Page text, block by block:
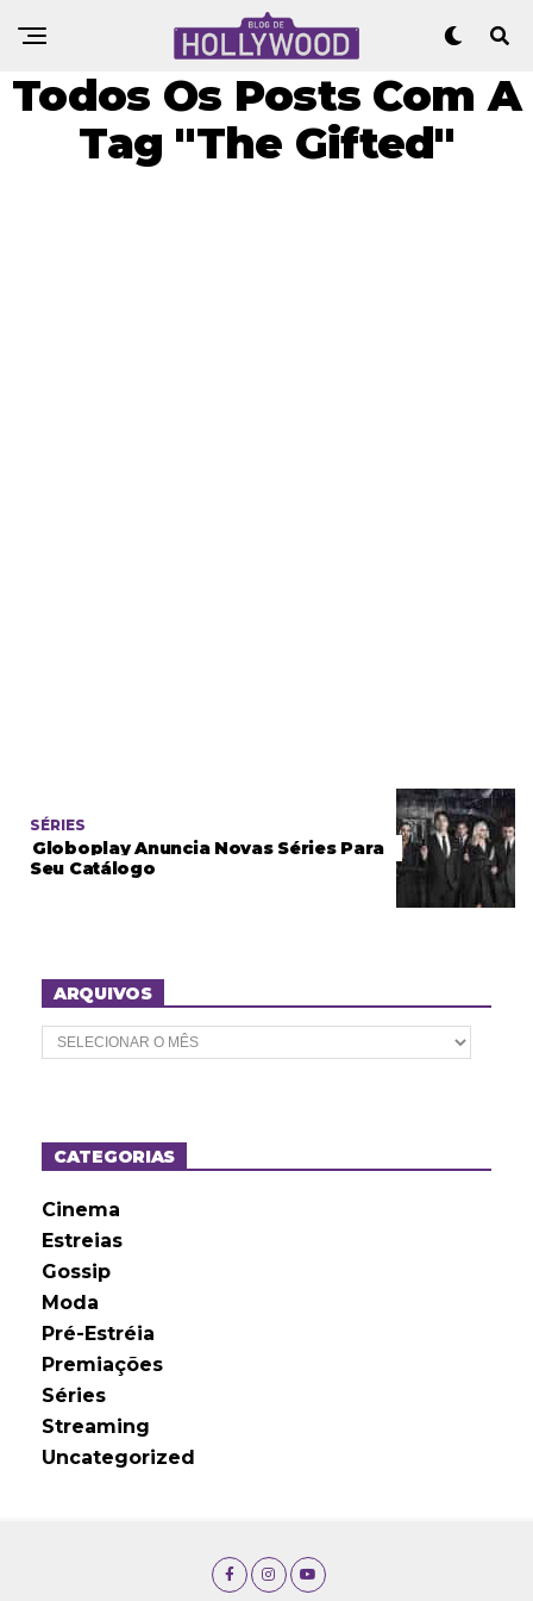
Todos Os Posts Com A
Tag "The Gifted"
SÉRIES
Globoplay Anuncia Novas Séries Para
Seu Catálogo
ARQUIVOS
A
r
o
sCATEGORIAS
Cinema
Estreias
Gossip
Moda
Pré-Estréia
Premiações
Séries
Streaming
Uncategorized